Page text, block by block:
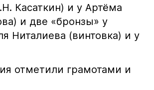
Касаткин) и у Артёма
и две «бронзы» у
Ниталиева (винтовка) и у
отметили грамотами и